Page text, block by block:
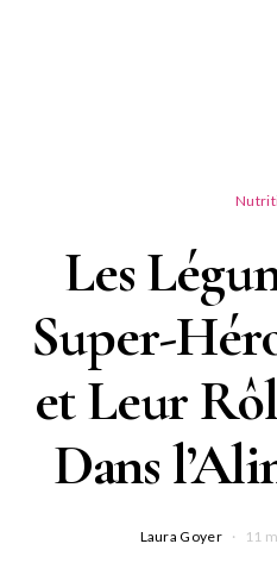
Les
Super-
et Leur
Dans
Laura Goyer 11